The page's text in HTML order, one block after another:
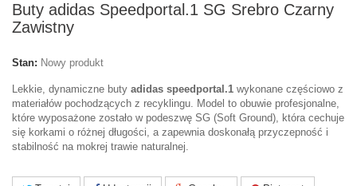
Buty adidas Speedportal.1 SG Srebro Czarny
Zawistny
Stan: Nowy produkt
Lekkie, dynamiczne buty adidas speedportal.1 wykonane częściowo z
materiałów pochodzących z recyklingu. Model to obuwie profesjonalne,
które wyposażone zostało w podeszwę SG (Soft Ground), która cechuje
się korkami o różnej długości, a zapewnia doskonałą przyczepność i
stabilność na mokrej trawie naturalnej.